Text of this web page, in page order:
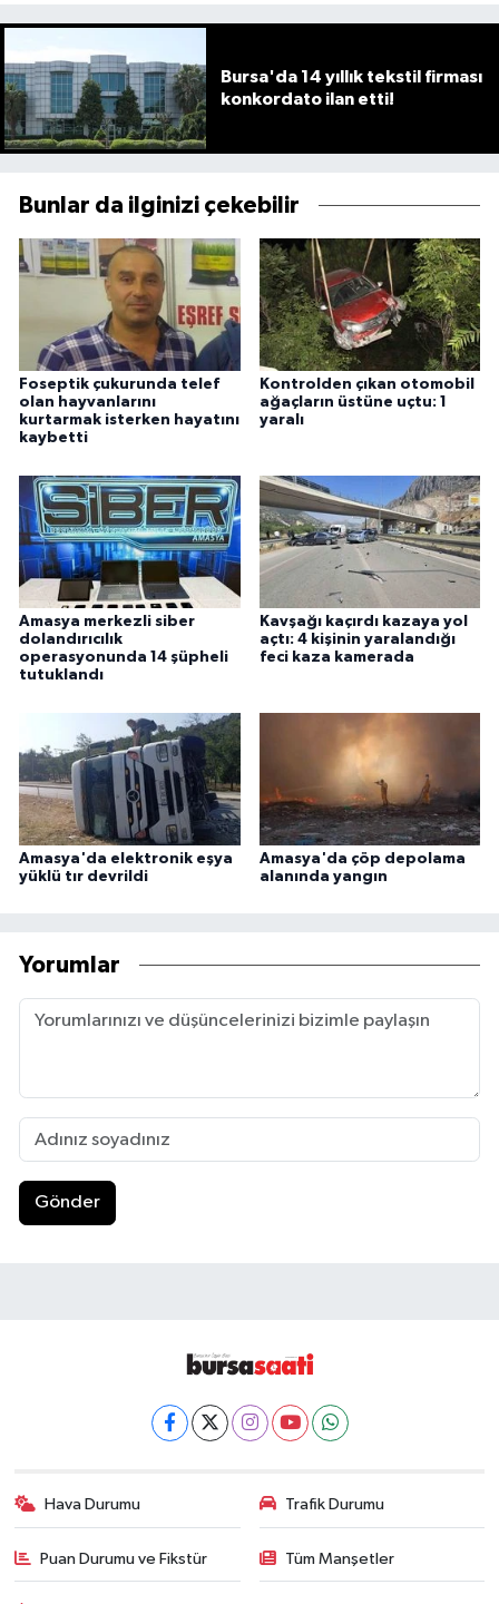
Bursa'da 14 yıllık tekstil firması
konkordato ilan etti!
Bunlar da ilginizi çekebilir
Foseptik çukurunda telef
olan hayvanlarını
kurtarmak isterken hayatını
kaybetti
Kontrolden çıkan otomobil
ağaçların üstüne uçtu: 1
yaralı
Amasya merkezli siber
dolandırıcılık
operasyonunda 14 şüpheli
tutuklandı
Kavşağı kaçırdı kazaya yol
açtı: 4 kişinin yaralandığı
feci kaza kamerada
Amasya'da elektronik eşya
yüklü tır devrildi
Amasya'da çöp depolama
alanında yangın
Yorumlar
Gönder
Hava Durumu Trafik Durumu
Puan Durumu ve Fikstür Tüm Manşetler